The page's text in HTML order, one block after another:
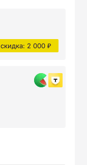
скидка: 2 000 ₽